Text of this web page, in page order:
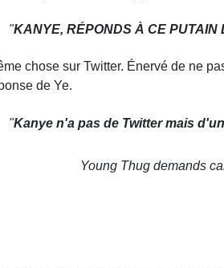
"KANYE, RÉPONDS À CE
chose sur Twitter. Énervé de ne
de Ye.
"Kanye n'a pas de Twitter mais
Young Thug demands